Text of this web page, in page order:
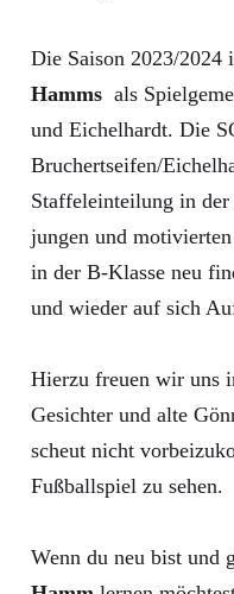
Die Saison 2023/2024
Hamms als
und Eichelhardt. Die
Bruchertseifen/
Staffeleinteilung in
jungen und
in der B-Klasse neu
und wieder auf sich
Hierzu freuen wir uns
Gesichter und alte
scheut nicht
Fußballspiel zu sehen.
Wenn du neu bist und